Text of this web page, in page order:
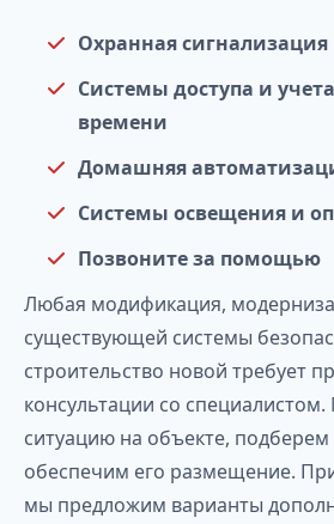
Охранная сигнализация
Системы доступа и
времени
Домашняя
Системы освещения и
Позвоните за помощью
Любая модификация,
существующей системы
строительство новой требует
консультации со
ситуацию на объекте,
обеспечим его размещение.
мы предложим варианты